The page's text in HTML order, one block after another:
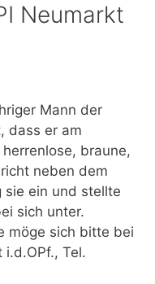
Neumarkt
Mann der
dass er am
braune,
neben dem
sie ein und stellte
sich unter.
möge sich bitte bei
i.d.OPf., Tel.